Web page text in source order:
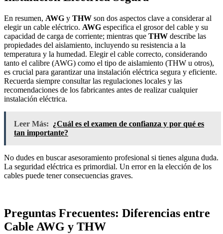
En resumen, AWG y THW son dos aspectos clave a considerar al
elegir un cable eléctrico. AWG especifica el grosor del cable y su
capacidad de carga de corriente; mientras que THW describe las
propiedades del aislamiento, incluyendo su resistencia a la
temperatura y la humedad. Elegir el cable correcto, considerando
tanto el calibre (AWG) como el tipo de aislamiento (THW u otros),
es crucial para garantizar una instalación eléctrica segura y eficiente.
Recuerda siempre consultar las regulaciones locales y las
recomendaciones de los fabricantes antes de realizar cualquier
instalación eléctrica.
Leer Más: ¿Cuál es el examen de confianza y por qué es
tan importante?
No dudes en buscar asesoramiento profesional si tienes alguna duda.
La seguridad eléctrica es primordial. Un error en la elección de los
cables puede tener consecuencias graves.
Preguntas Frecuentes: Diferencias entre
Cable AWG y THW